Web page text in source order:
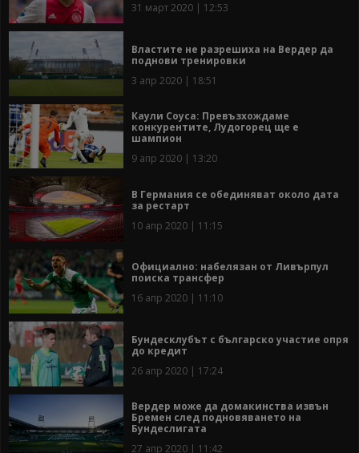
31 март 2020 | 12:53
Властите не разрешиха на Вердер да
поднови тренировки
3 апр 2020 | 18:51
Каули Соуса: Превъзхождаме
конкурентите, Лудогорец ще е
шампион
9 апр 2020 | 13:20
В Германия се обединяват около дата
за рестарт
10 апр 2020 | 11:15
Официално: набелязан от Ливърпул
поиска трансфер
16 апр 2020 | 11:10
Бундесклубът с българско участие опря
до кредит
26 апр 2020 | 17:24
Вердер може да домакинства извън
Бремен след подновяването на
Бундеслигата
27 апр 2020 | 11:42